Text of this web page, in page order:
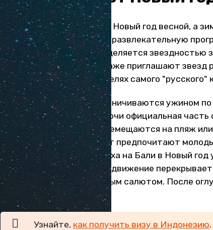
Балийцы встречают свой Новый год весной, а
туристов. Традиционную развлекательную
Уровень торжества определяется звездностью
подготовка, некоторые даже приглашают
можно наблюдать в 5* отелях самого "русского"
В бюджетных отелях ограничиваются ужином
дискотекой. После полуночи официальная
продолжения дружно перемещаются на пляж
поблизости. Этот вариант предпочитают
качестве места для отдыха на Бали в Новый год
31 декабря все городское движение
полюбоваться праздничным салютом. После
своим столикам в барах.
Узнайте, как получить визу в Индонезию.